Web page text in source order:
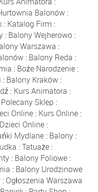
Balonów :
: Katalog Firm :
: Balony Wejherowo:
Warszawa :
: Balony Reda :
: Boże Narodzenie:
: Balony Kraków :
: Kurs Animatora :
Polecany Sklep :
Online: Kurs Online:
Online :
Mydlane : Balony :
:Tatuaże:
: Balony Foliowe :
: Balony Urodzinowe
: Ogłoszenia Warszawa